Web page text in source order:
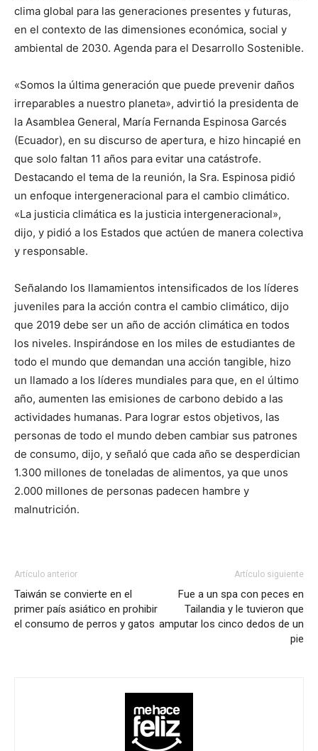
clima global para las generaciones presentes y futuras,
en el contexto de las dimensiones económica, social y
ambiental de 2030. Agenda para el Desarrollo Sostenible.
«Somos la última generación que puede prevenir daños
irreparables a nuestro planeta», advirtió la presidenta de
la Asamblea General, María Fernanda Espinosa Garcés
(Ecuador), en su discurso de apertura, e hizo hincapié en
que solo faltan 11 años para evitar una catástrofe.
Destacando el tema de la reunión, la Sra. Espinosa pidió
un enfoque intergeneracional para el cambio climático.
«La justicia climática es la justicia intergeneracional»,
dijo, y pidió a los Estados que actúen de manera colectiva
y responsable.
Señalando los llamamientos intensificados de los líderes
juveniles para la acción contra el cambio climático, dijo
que 2019 debe ser un año de acción climática en todos
los niveles. Inspirándose en los miles de estudiantes de
todo el mundo que demandan una acción tangible, hizo
un llamado a los líderes mundiales para que, en el último
año, aumenten las emisiones de carbono debido a las
actividades humanas. Para lograr estos objetivos, las
personas de todo el mundo deben cambiar sus patrones
de consumo, dijo, y señaló que cada año se desperdician
1.300 millones de toneladas de alimentos, ya que unos
2.000 millones de personas padecen hambre y
malnutrición.
Artículo anterior
Taiwán se convierte en el
primer país asiático en prohibir
el consumo de perros y gatos
Artículo siguiente
Fue a un spa con peces en
Tailandia y le tuvieron que
amputar los cinco dedos de un
pie